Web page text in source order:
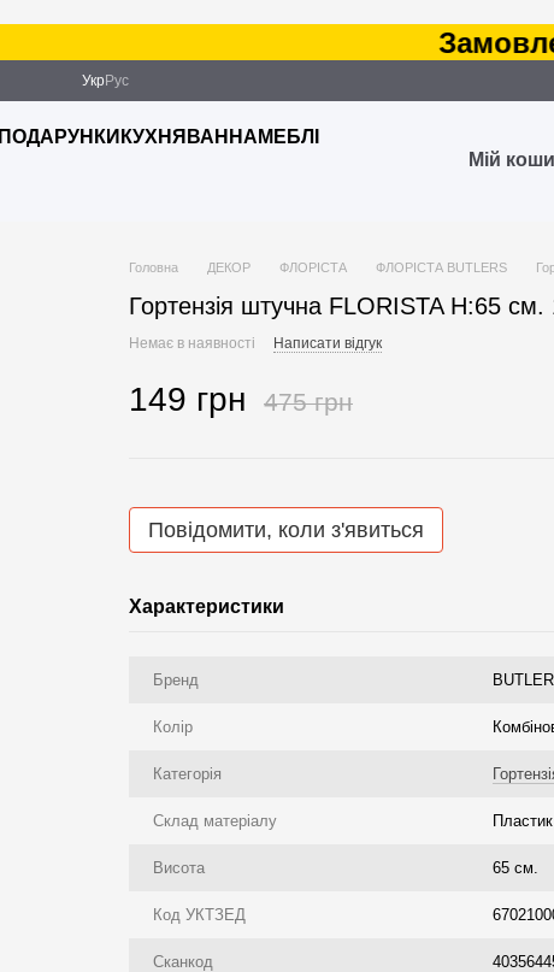
Укр Рус
ПОДАРУНКИ КУХНЯ ВАННА МЕБЛІ
Мій
Головна ДЕКОР ФЛОРІСТА ФЛОРІСТА BUTLERS
Гортензія штучна FLORISTA H:65 см.
Немає в наявності Написати відгук
149 грн 475 грн
Повідомити, коли з'явиться
Характеристики
Бренд
Колір
Категорія
Склад матеріалу Пластик
Висота 65 см.
Код УКТЗЕД
Сканкод